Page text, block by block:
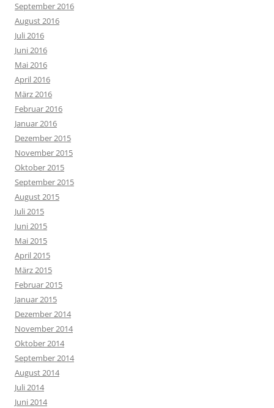
September 2016
August 2016
Juli 2016
Juni 2016
Mai 2016
April 2016
März 2016
Februar 2016
Januar 2016
Dezember 2015
November 2015
Oktober 2015
September 2015
August 2015
Juli 2015
Juni 2015
Mai 2015
April 2015
März 2015
Februar 2015
Januar 2015
Dezember 2014
November 2014
Oktober 2014
September 2014
August 2014
Juli 2014
Juni 2014